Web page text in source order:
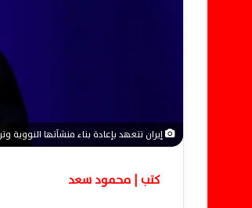
إيران تتعهد بإعادة بناء منشآتها
كتب | محمود سعد